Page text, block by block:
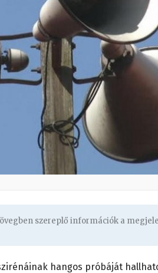
szereplő információk a
hangos próbáját